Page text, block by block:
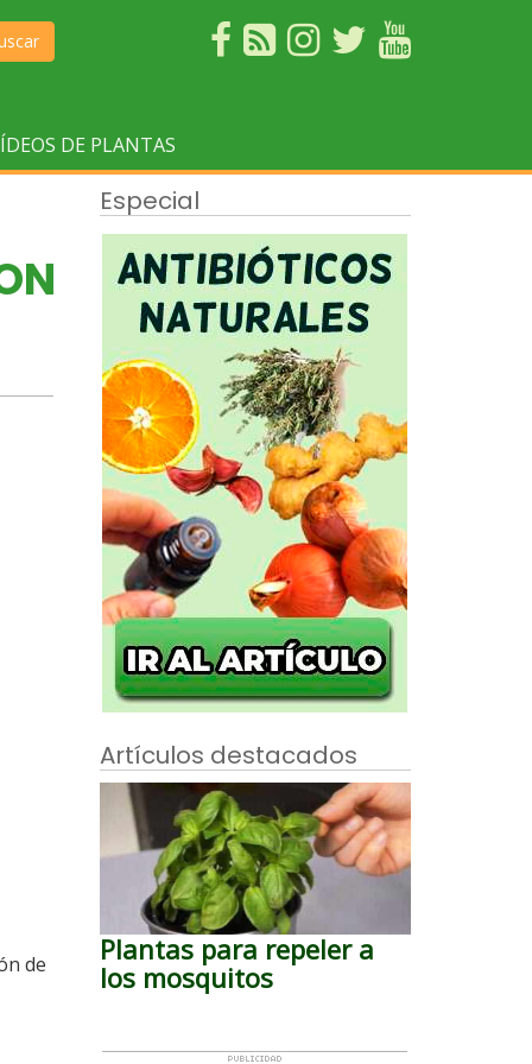
DE PLANTAS
de
Especial
Artículos destacados
Plantas para repeler a
los mosquitos